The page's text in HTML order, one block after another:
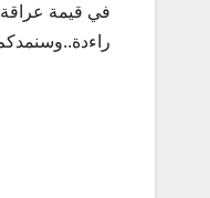
في قيمة عراقة